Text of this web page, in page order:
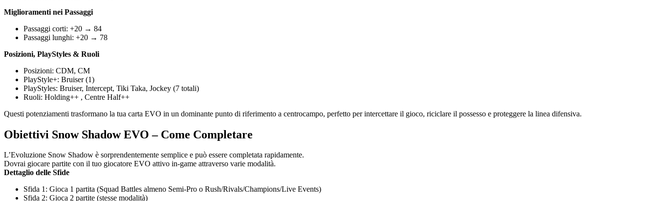
Miglioramenti nei Passaggi
Passaggi corti: +20 → 84
Passaggi lunghi: +20 → 78
Posizioni, PlayStyles & Ruoli
Posizioni: CDM, CM
PlayStyle+: Bruiser (1)
PlayStyles: Bruiser, Intercept, Tiki Taka, Jockey (7 totali)
Ruoli: Holding++ , Centre Half++
Questi potenziamenti trasformano la tua carta EVO in un dominante punto di riferimento a centrocampo, perfetto per intercettare il gioco, riciclare il possesso e proteggere la linea difensiva.
Obiettivi Snow Shadow EVO – Come Completare
L’Evoluzione Snow Shadow è sorprendentemente semplice e può essere completata rapidamente.
Dovrai giocare partite con il tuo giocatore EVO attivo in-game attraverso varie modalità.
Dettaglio delle Sfide
Sfida 1: Gioca 1 partita (Squad Battles almeno Semi-Pro o Rush/Rivals/Champions/Live Events)
Sfida 2: Gioca 2 partite (stesse modalità)